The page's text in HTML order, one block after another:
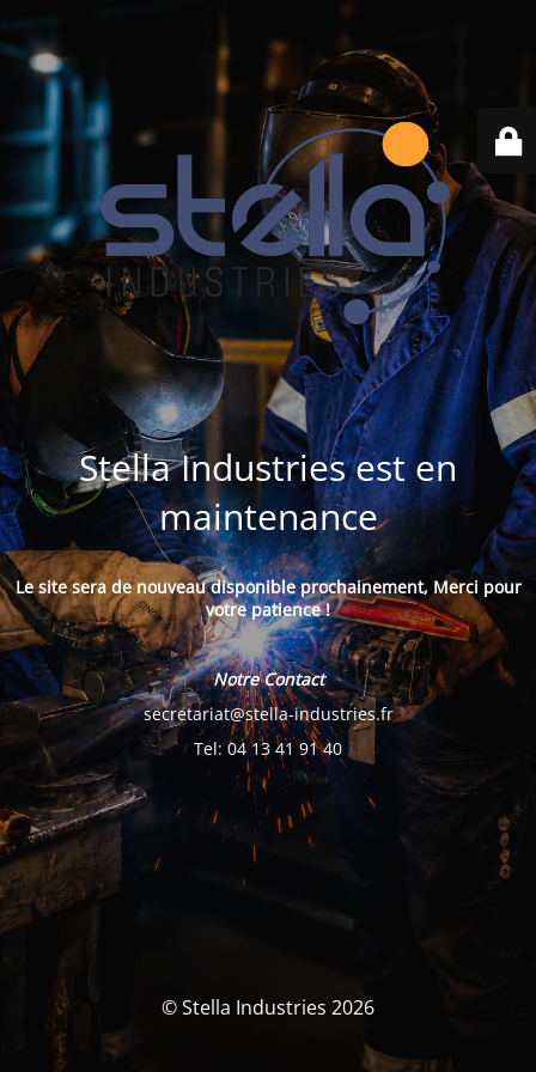
Stella Industries est en
maintenance
Le site sera de nouveau disponible prochainement, Merci pour
votre patience !
Notre Contact
secretariat@stella-industries.fr
Tel: 04 13 41 91 40
© Stella Industries 2026